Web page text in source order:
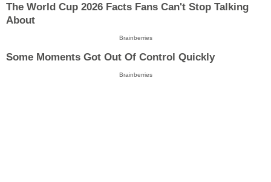
The World Cup 2026 Facts Fans Can't Stop Talking
About
Brainberries
Some Moments Got Out Of Control Quickly
Brainberries